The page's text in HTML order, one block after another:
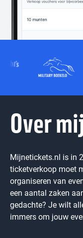
Over
Mijnetickets.nl is in
ticketverkoop moet
organiseren van
een aantal zaken
gedachte? Je wilt
immers om jouw